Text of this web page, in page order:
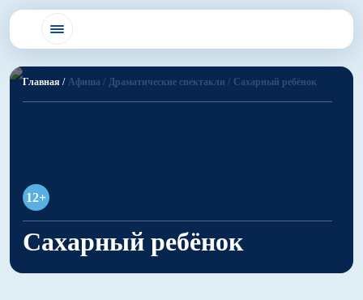
Главная / Афиша / Драматические спектакли / Сахарный ребёнок
12+
Сахарный ребёнок